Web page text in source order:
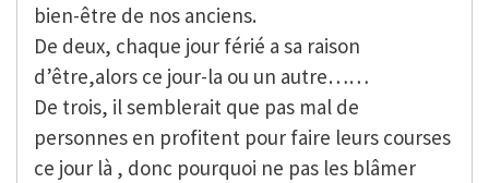
bien-être de nos anciens.
De deux, chaque jour férié a sa raison
d’être,alors ce jour-la ou un autre……
De trois, il semblerait que pas mal de
personnes en profitent pour faire leurs courses
ce jour là , donc pourquoi ne pas les blâmer